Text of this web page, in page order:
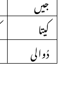
کیتا
دُوالی